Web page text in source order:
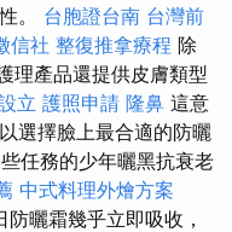
。 台胞證台南 台灣前
信社 整復推拿療程 除
理產品還提供皮膚類型
立 護照申請 隆鼻 這意
選擇臉上最合適的防曬
任務的少年曬黑抗衰老
中式料理外燴方案
曬霜幾乎立即吸收，